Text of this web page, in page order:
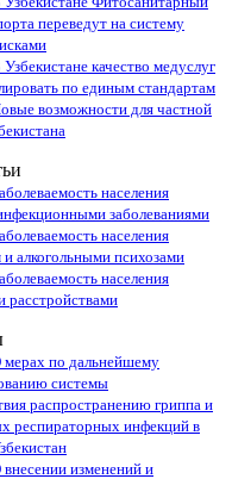
переведут на систему
качество медуслуг
по единым стандартам
возможности для частной
населения
заболеваниями
населения
и алкогольными психозами
населения
расстройствами
мерах по дальнейшему
системы
распространению гриппа и
респираторных инфекций в
изменений и